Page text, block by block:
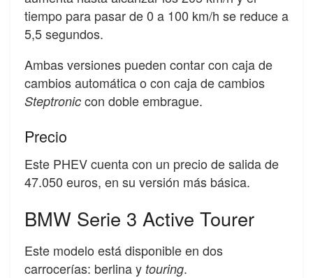
tiempo para pasar de 0 a 100 km/h se reduce a
5,5 segundos.
Ambas versiones pueden contar con caja de
cambios automática o con caja de cambios
Steptronic con doble embrague.
Precio
Este PHEV cuenta con un precio de salida de
47.050 euros, en su versión más básica.
BMW Serie 3 Active Tourer
Este modelo está disponible en dos
carrocerías: berlina y touring.